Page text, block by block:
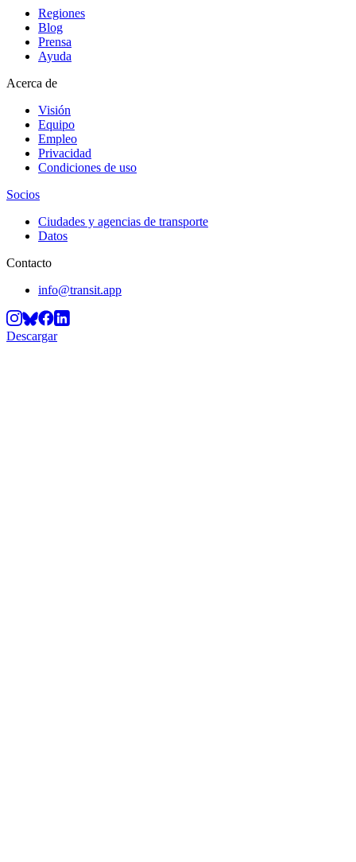
Regiones
Blog
Prensa
Ayuda
Acerca de
Visión
Equipo
Empleo
Privacidad
Condiciones de uso
Socios
Ciudades y agencias de transporte
Datos
Contacto
info@transit.app
Descargar